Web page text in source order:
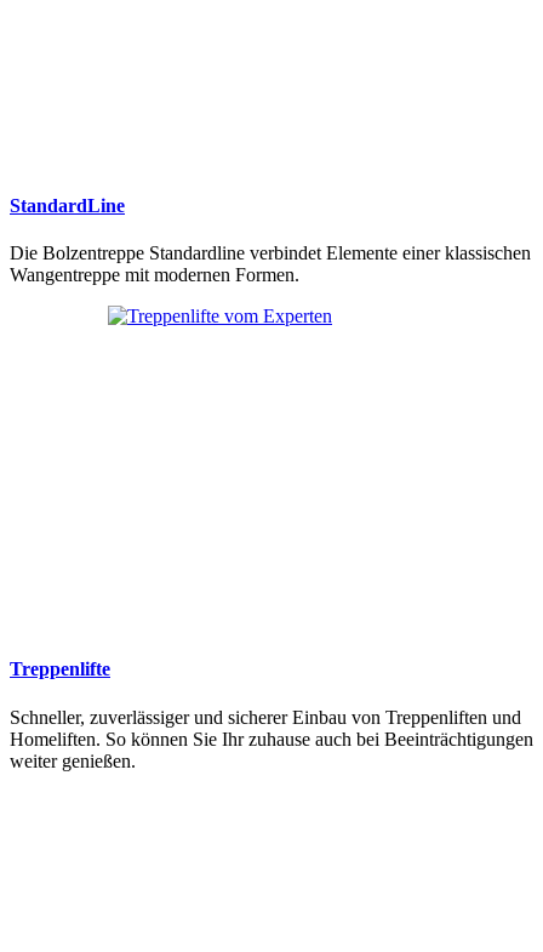
StandardLine
Die Bolzentreppe Standardline verbindet Elemente einer klassischen
Wangentreppe mit modernen Formen.
Treppenlifte
Schneller, zuverlässiger und sicherer Einbau von Treppenliften und
Homeliften. So können Sie Ihr zuhause auch bei Beeinträchtigungen
weiter genießen.